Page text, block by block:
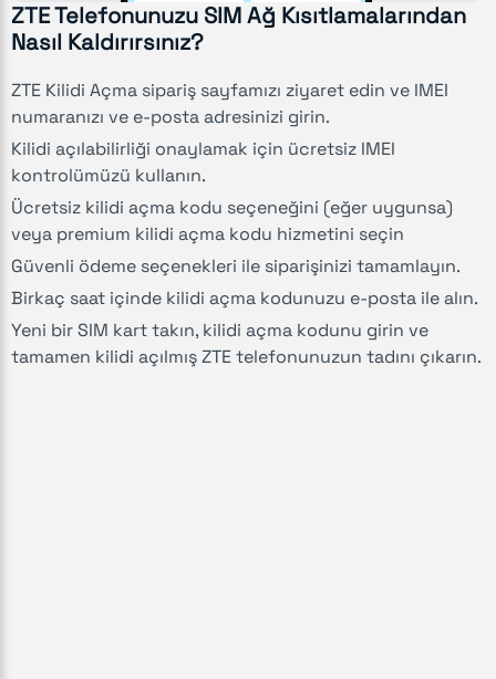
ZTE Telefonunuzu SIM Ağ Kısıtlamalarından
Nasıl Kaldırırsınız?
ZTE Kilidi Açma sipariş sayfamızı ziyaret edin ve IMEI
numaranızı ve e-posta adresinizi girin.
Kilidi açılabilirliği onaylamak için ücretsiz IMEI
kontrolümüzü kullanın.
Ücretsiz kilidi açma kodu seçeneğini (eğer uygunsa)
veya premium kilidi açma kodu hizmetini seçin
Güvenli ödeme seçenekleri ile siparişinizi tamamlayın.
Birkaç saat içinde kilidi açma kodunuzu e-posta ile alın.
Yeni bir SIM kart takın, kilidi açma kodunu girin ve
tamamen kilidi açılmış ZTE telefonunuzun tadını çıkarın.